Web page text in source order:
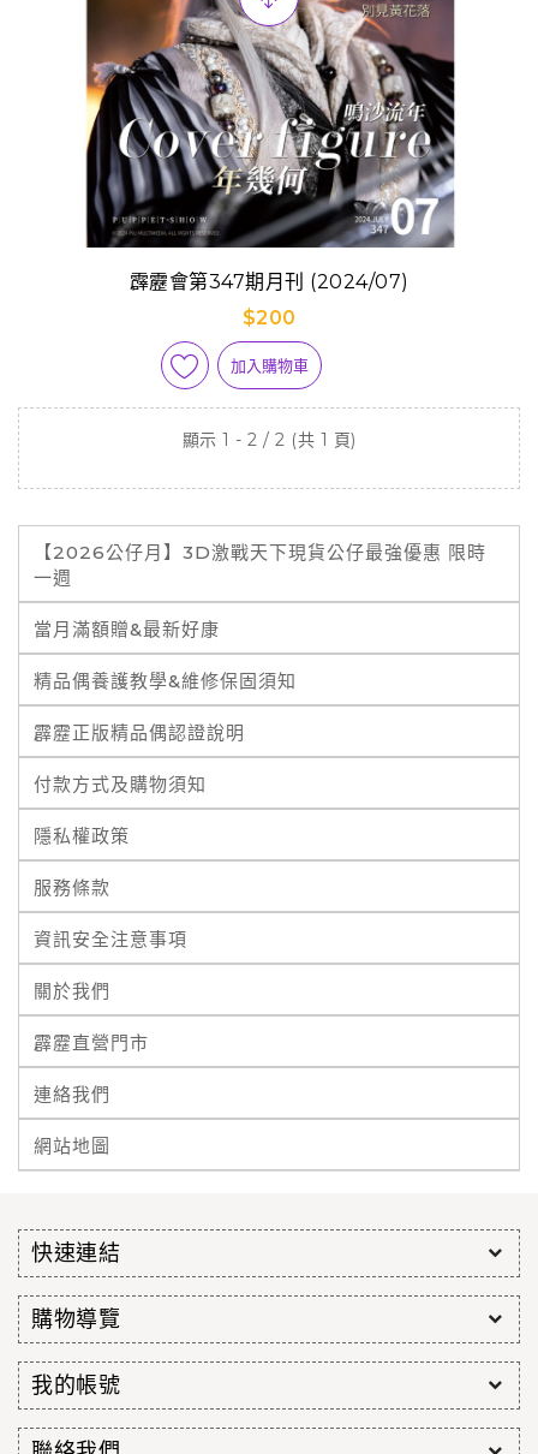
霹靂會第347期月刊 (2024/07)
$200
加入購物車
顯示 1 - 2 / 2 (共 1 頁)
【2026公仔月】3D激戰天下現貨公仔最強優惠 限時
一週
當月滿額贈&最新好康
精品偶養護教學&維修保固須知
霹靂正版精品偶認證說明
付款方式及購物須知
隱私權政策
服務條款
資訊安全注意事項
關於我們
霹靂直營門市
連絡我們
網站地圖
快速連結
購物導覽
我的帳號